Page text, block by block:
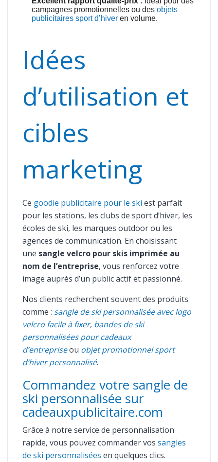
campagnes promotionnelles ou desobjets
publicitaires sport d’hiver en volume.
Idées
d’utilisation et
cibles
marketing
Ce goodie publicitaire pour le ski est parfait
pour les stations, les clubs de sport d’hiver, les
écoles de ski, les marques outdoor ou les
agences de communication. En choisissant
une sangle velcro pour skis imprimée au
nom de l’entreprise, vous renforcez votre
image auprès d’un public actif et passionné.
Nos clients recherchent souvent des produits
comme : sangle de ski personnalisée avec logo
velcro facile à fixer, bandes de ski
personnalisées pour cadeaux
d’entrepriseou objet promotionnel sport
d’hiver personnalisé.
Commandez votre sangle de
ski personnalisée sur
cadeauxpublicitaire.com
Grâce à notre service de personnalisation
rapide, vous pouvez commander vos sangles
de ski personnalisées en quelques clics.